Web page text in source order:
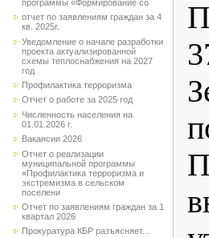
программы «Формирование со
отчет по заявлениям граждан за 4
кв. 2025г.
Уведомление о начале разработки
проекта актуализированной
схемы теплоснабжения на 2027
год
Профилактика терроризма
Отчет о работе за 2025 год
Численность населения на
01.01.2026 г.
Вакансии 2026
Отчет о реализации
муниципальной программы
«Профилактика терроризма и
экстремизма в сельском
поселени
Отчет по заявлениям граждан за 1
квартал 2026
Прокуратура КБР разъясняет...